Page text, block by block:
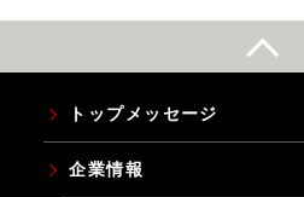
トップメッセージ
企業情報